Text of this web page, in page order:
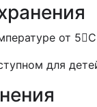
от
для